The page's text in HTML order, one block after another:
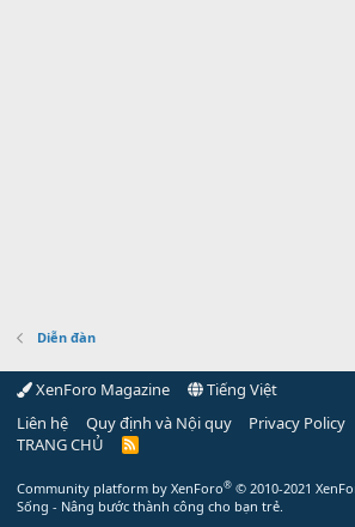
Diễn đàn
XenForo Magazine
Tiếng Việt
Liên hệ
Quy định và Nội quy Privacy Policy
TRANG CHỦ
R
Community platform by XenForo® © 2010-2021
Sống - Nâng bước thành công cho bạn trẻ.